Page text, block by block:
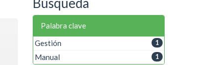
Palabra clave
1
Gestión
1
Manual